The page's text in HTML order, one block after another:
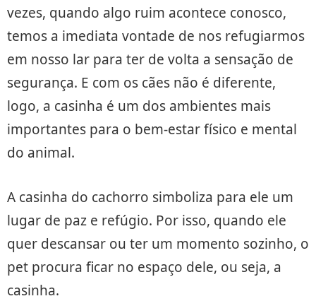
vezes, quando algo ruim acontece conosco,
temos a imediata vontade de nos refugiarmos
em nosso lar para ter de volta a sensação de
segurança. E com os cães não é diferente,
logo, a casinha é um dos ambientes mais
importantes para o bem-estar físico e mental
do animal.
A casinha do cachorro simboliza para ele um
lugar de paz e refúgio. Por isso, quando ele
quer descansar ou ter um momento sozinho, o
pet procura ficar no espaço dele, ou seja, a
casinha.